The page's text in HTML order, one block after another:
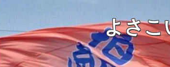
よさこ